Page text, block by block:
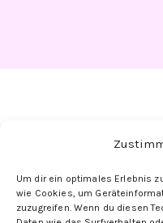
Um dir ein optimales Erlebnis
wie Cookies, um
zuzugreifen. Wenn du diesen